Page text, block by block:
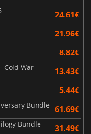
24.61€
21.96€
8.82€
Cold War 13.43€
5.44€
Bundle 61.69€
Bundle 31.49€